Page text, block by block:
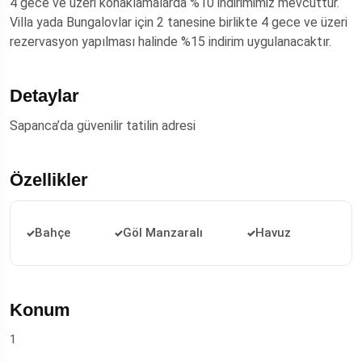
Villa yada Bungalovlar için 2 tanesine birlikte 4 gece ve üzeri
rezervasyon yapılması halinde %15 indirim uygulanacaktır.
Detaylar
Sapanca’da güvenilir tatilin adresi
Özellikler
Bahçe Göl Manzaralı Havuz
Konum
1